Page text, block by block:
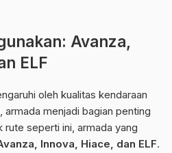
Avanza,
ELF
oleh kualitas kendaraan
armada menjadi bagian penting
rute seperti ini, armada yang
Innova, Hiace, dan ELF.